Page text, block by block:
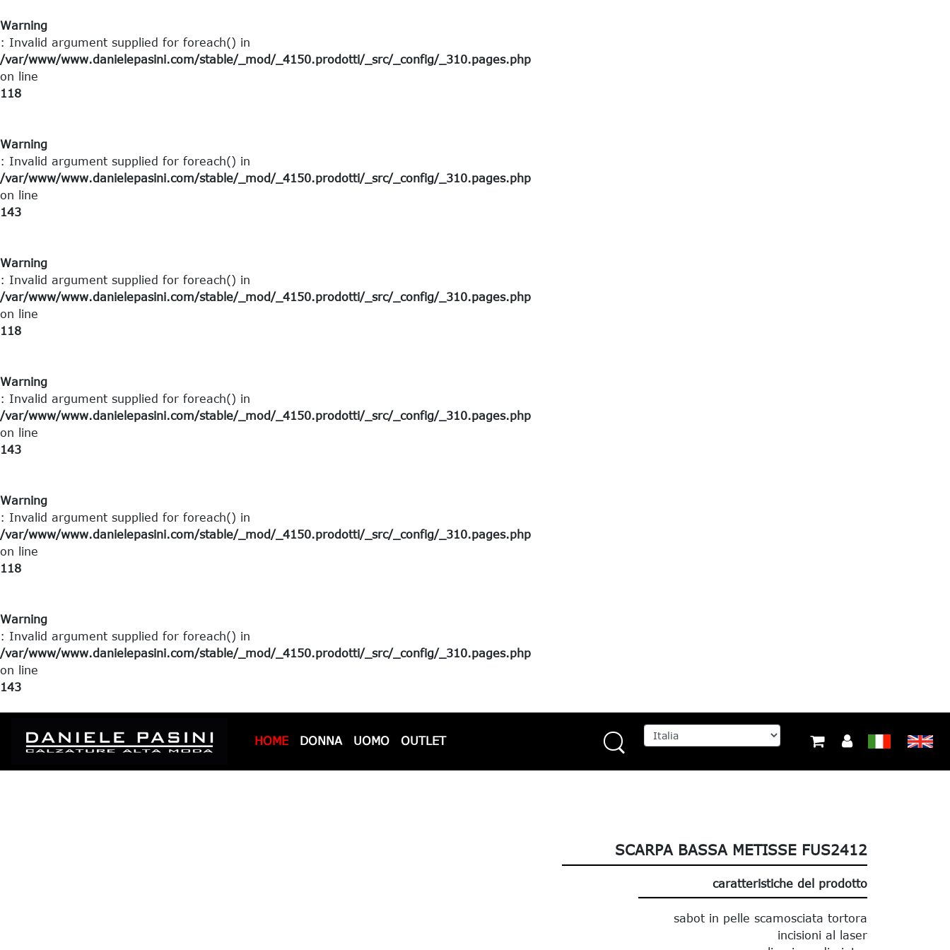
Warning
: Invalid argument supplied for foreach() in
/var/www/www.danielepasini.com/stable/_mod/_4150.prodotti/_src/_config/_310.pages.php
on line
118
Warning
: Invalid argument supplied for foreach() in
/var/www/www.danielepasini.com/stable/_mod/_4150.prodotti/_src/_config/_310.pages.php
on line
143
Warning
: Invalid argument supplied for foreach() in
/var/www/www.danielepasini.com/stable/_mod/_4150.prodotti/_src/_config/_310.pages.php
on line
118
Warning
: Invalid argument supplied for foreach() in
/var/www/www.danielepasini.com/stable/_mod/_4150.prodotti/_src/_config/_310.pages.php
on line
143
Warning
: Invalid argument supplied for foreach() in
/var/www/www.danielepasini.com/stable/_mod/_4150.prodotti/_src/_config/_310.pages.php
on line
118
Warning
: Invalid argument supplied for foreach() in
/var/www/www.danielepasini.com/stable/_mod/_4150.prodotti/_src/_config/_310.pages.php
on line
143
HOME DONNA UOMO OUTLET
SCARPA BASSA METISSE FUS2412
caratteristiche del prodotto
sabot in pelle scamosciata tortora
incisioni al laser